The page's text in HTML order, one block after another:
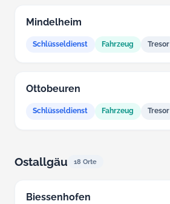
Mindelheim
Schlüsseldienst Fahrzeug Tresor
Ottobeuren
Schlüsseldienst Fahrzeug Tresor
Ostallgäu 18 Orte
Biessenhofen